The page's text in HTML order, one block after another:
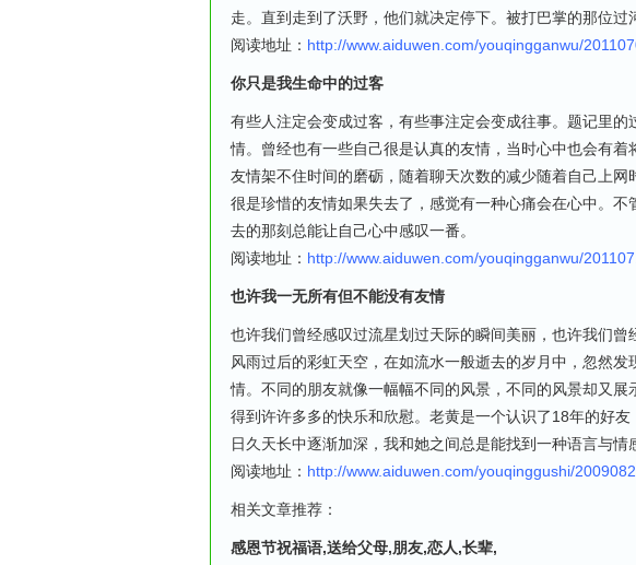
走。直到走到了沃野，他们就决定停下。被打巴掌的那位过
阅读地址： http://www.aiduwen.com/youqingganwu/
你只是我生命中的过客
有些人注定会变成过客，有些事注定会变成往事。题记里
情。曾经也有一些自己很是认真的友情，当时心中也会有
友情架不住时间的磨砺，随着聊天次数的减少随着自己上
很是珍惜的友情如果失去了，感觉有一种心痛会在心中。
去的那刻总能让自己心中感叹一番。
阅读地址： http://www.aiduwen.com/youqingganwu/
也许我一无所有但不能没有友情
也许我们曾经感叹过流星划过天际的瞬间美丽，也许我们
风雨过后的彩虹天空，在如流水一般逝去的岁月中，忽然
情。不同的朋友就像一幅幅不同的风景，不同的风景却又
得到许许多多的快乐和欣慰。老黄是一个认识了18年的好
日久天长中逐渐加深，我和她之间总是能找到一种语言与情
阅读地址： http://www.aiduwen.com/youqinggushi/
相关文章推荐：
感恩节祝福语,送给父母,朋友,恋人,长辈,